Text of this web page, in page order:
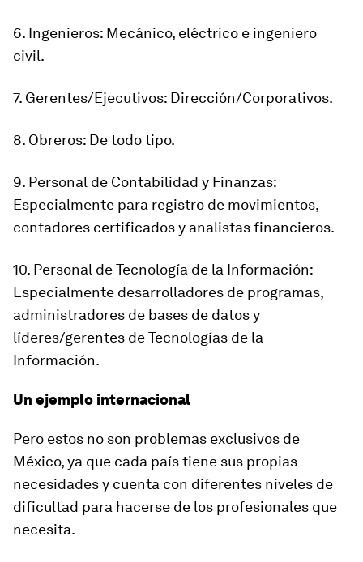
6. Ingenieros: Mecánico, eléctrico e ingeniero
civil.
7. Gerentes/Ejecutivos: Dirección/Corporativos.
8. Obreros: De todo tipo.
9. Personal de Contabilidad y Finanzas:
Especialmente para registro de movimientos,
contadores certificados y analistas financieros.
10. Personal de Tecnología de la Información:
Especialmente desarrolladores de programas,
administradores de bases de datos y
líderes/gerentes de Tecnologías de la
Información.
Un ejemplo internacional
Pero estos no son problemas exclusivos de
México, ya que cada país tiene sus propias
necesidades y cuenta con diferentes niveles de
dificultad para hacerse de los profesionales que
necesita.